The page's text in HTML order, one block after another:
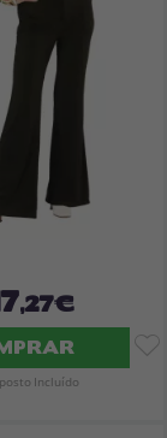
,27€
Incluído